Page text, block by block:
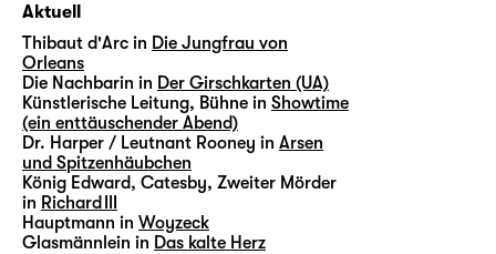
Aktuell
Thibaut d'Arc in Die Jungfrau von
Orleans
Die Nachbarin in Der Girschkarten (UA)
Künstlerische Leitung, Bühne in Showtime
(ein enttäuschender Abend)
Dr. Harper / Leutnant Rooney in Arsen
und Spitzenhäubchen
König Edward, Catesby, Zweiter Mörder
in Richard III
Hauptmann in Woyzeck
Glasmännlein in Das kalte Herz